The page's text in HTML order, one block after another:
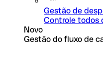
Gestão de
Controle todos
Novo
Gestão do fluxo de